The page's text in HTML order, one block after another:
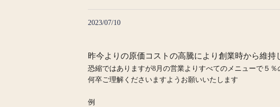
2023/07/10
昨今よりの原価コストの高騰により創業時から維
恐縮ではありますが8月の営業よりすべてのメニューで５
何卒ご理解くださいますようお願いいたします
例